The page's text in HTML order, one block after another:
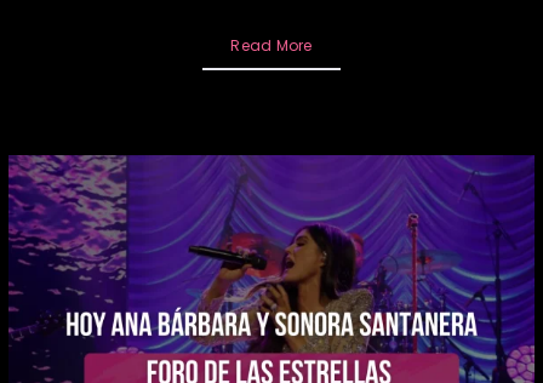
Read More